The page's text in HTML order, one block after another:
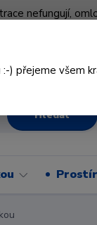
nefungují,
Hledat
) přejeme všem